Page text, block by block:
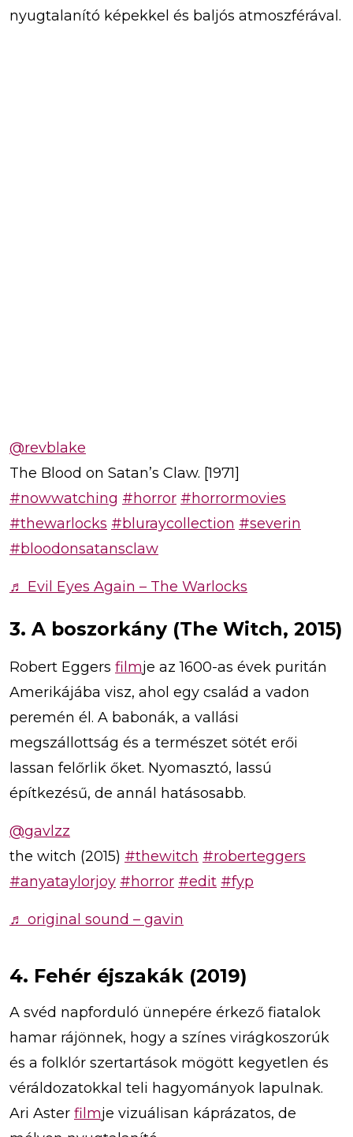
nyugtalanító képekkel és baljós atmoszférával.
@revblake
The Blood on Satan’s Claw. [1971]
#nowwatching #horror #horrormovies
#thewarlocks #bluraycollection #severin
#bloodonsatansclaw
♬ Evil Eyes Again – The Warlocks
3. A boszorkány (The Witch, 2015)
Robert Eggers filmje az 1600-as évek puritán
Amerikájába visz, ahol egy család a vadon
peremén él. A babonák, a vallási
megszállottság és a természet sötét erői
lassan felőrlik őket. Nyomasztó, lassú
építkezésű, de annál hatásosabb.
@gavlzz
the witch (2015) #thewitch #roberteggers
#anyataylorjoy #horror #edit #fyp
♬ original sound – gavin
4. Fehér éjszakák (2019)
A svéd napforduló ünnepére érkező fiatalok
hamar rájönnek, hogy a színes virágkoszorúk
és a folklór szertartások mögött kegyetlen és
véráldozatokkal teli hagyományok lapulnak.
Ari Aster filmje vizuálisan káprázatos, de